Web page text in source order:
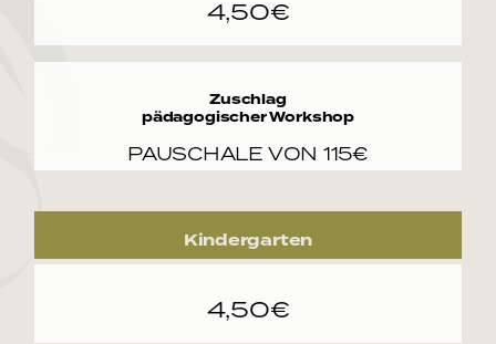
4,50€
Zuschlag
pädagogischer Workshop
PAUSCHALE VON 115€
Kindergarten
4,50€